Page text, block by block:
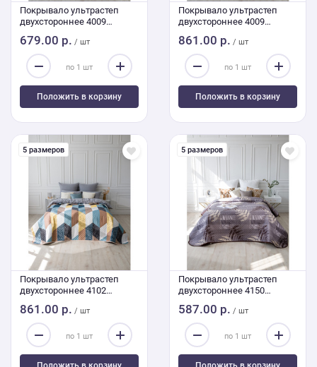
Покрывало ультрастеп
двухстороннее 4009
679.00 р. / шт
Положить в корзину
Покрывало ультрастеп
двухстороннее 4009
861.00 р. / шт
Положить в корзину
5 размеров
Покрывало ультрастеп
двухстороннее 4102
861.00 р. / шт
5 размеров
Покрывало ультрастеп
двухстороннее 4150
587.00 р. / шт